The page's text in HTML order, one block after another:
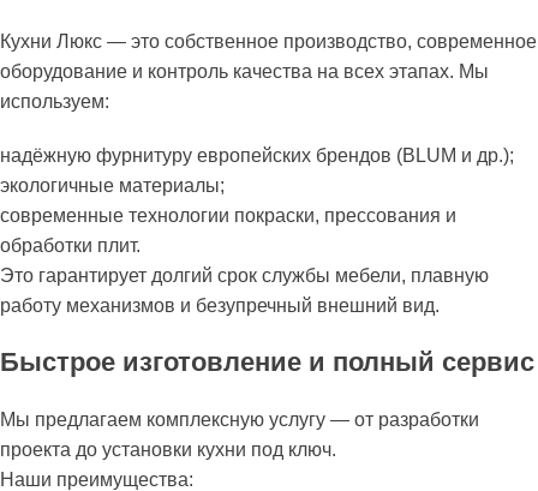
Кухни Люкс — это собственное производство, современное
оборудование и контроль качества на всех этапах. Мы
используем:
надёжную фурнитуру европейских брендов (BLUM и др.);
экологичные материалы;
современные технологии покраски, прессования и
обработки плит.
Это гарантирует долгий срок службы мебели, плавную
работу механизмов и безупречный внешний вид.
Быстрое изготовление и полный сервис
Мы предлагаем комплексную услугу — от разработки
проекта до установки кухни под ключ.
Наши преимущества: